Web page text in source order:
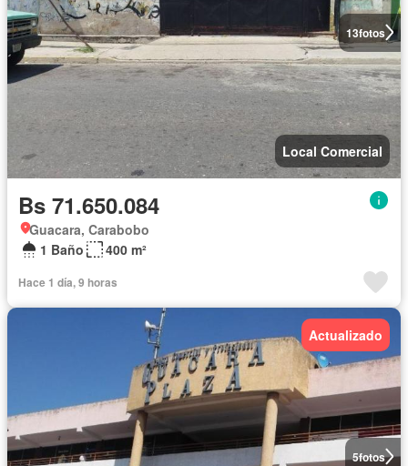
13fotos
Local Comercial
Bs 71.650.084
Guacara, Carabobo
1 Baño
400 m²
Hace 1 día, 9 horas
5fotos
Actualizado